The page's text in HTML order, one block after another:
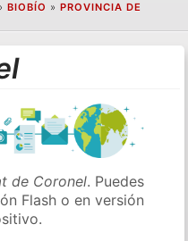
BIOBÍO » PROVINCIA DE
de Coronel. Puedes
Flash o en versión